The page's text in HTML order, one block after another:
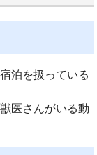
泊を扱っている
医さんがいる動